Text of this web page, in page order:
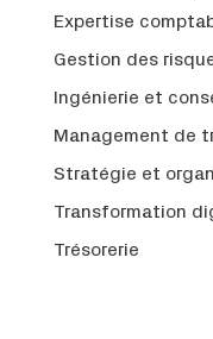
Expertise
Gestion des
Ingénierie et
Management de
Stratégie et
Transformation
Trésorerie